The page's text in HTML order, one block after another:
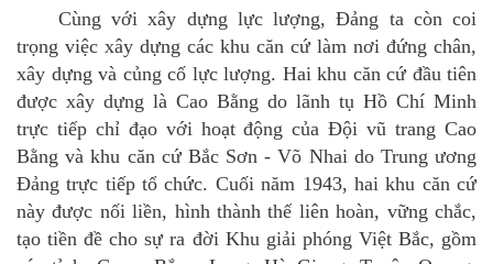
Cùng với xây dựng lực lượng, Đảng ta còn coi
trọng việc xây dựng các khu căn cứ làm nơi đứng chân,
xây dựng và củng cố lực lượng. Hai khu căn cứ đầu tiên
được xây dựng là Cao Bằng do lãnh tụ Hồ Chí Minh
trực tiếp chỉ đạo với hoạt động của Đội vũ trang Cao
Bằng và khu căn cứ Bắc Sơn - Võ Nhai do Trung ương
Đảng trực tiếp tổ chức. Cuối năm 1943, hai khu căn cứ
này được nối liền, hình thành thế liên hoàn, vững chắc,
tạo tiền đề cho sự ra đời Khu giải phóng Việt Bắc, gồm